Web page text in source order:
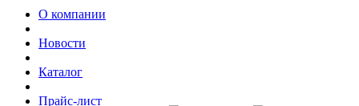
О компании
Новости
Каталог
Прайс-лист